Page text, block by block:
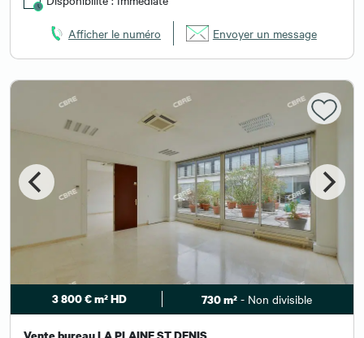
Afficher le numéro Envoyer un message
3 800 € m² HD 730 m² - Non divisible